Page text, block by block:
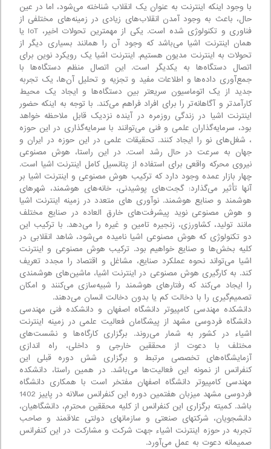
با وجود اینکه اینترنت به عنوان یک انقلاب شناخته می‌شود، اما در عین
حال، باعث به وجود آمدن انقلاب‌های زیادی در زمینه‌های مختلفی از
فناوری و تکنولوژی شده است. یکی از مهمترین تحولات اخیر، IoT یا
همان اینترنت اشیا می‌باشد که وجود آن را همانند بسیاری دیگر از
تحولات به اینترنت مدیون هستیم. اینترنت اشیا یک رویکرد نوین برای
اتصال دستگاه‌ها به یکدیگر است. این اتصال منظم دستگاه‌ها با
جمع‌آوری داده‌ها و اطلاعات مفید و تجزیه و تحلیل آن‌ها، یک تجربه
جدید از یک اتوماسیون سریعتر بین دستگاه‌ها و ایجاد یک محیط
کارآمدتر و آگاهانه‌تر را برای افراد فراهم می‌کند. با توجه به اینکه حضور
اینترنت اشیا در زندگی روزمره در آینده نزدیک قابل ملاحظه خواهد
بود، سرمایه‌گذاران علمی و فنی می‌توانند با سرمایه‌گذاری در این حوزه
، شغل‌های نو را ایجاد کنند. تحقیقات علمی در این حوزه در ایران و
جهان به سرعت در حال رشد است. در این راستا، هوش مصنوعی
نیروی محرکه واقعی برای استفاده از پتانسیل کامل اینترنت اشیا است.
چهار بازار عمده وجود دارد که ترکیب هوش مصنوعی و اینترنت اشیا بر
آنها تأثیر می‌گذارد: گجت‌های پوشیدنی، خانه‌های هوشمند، شهرهای
هوشمند و صنایع هوشمند. نوآوری ‌های متعدد در زمینه اینترنت اشیا
و هوش مصنوعی نوید پیشرفت‌های خارق العاده در صنایع مختلف
مانند تولید، کشاورزی، زنجیره تامین و غیره را می‌دهد. با ترکیب این
دو تکنولوژی که هوش مصنوعی اشیا نامیده می‌شود، شاهد انقلابی در
کلیه بخش‌ها و صنایع خواهیم بود. ترکیب هوش مصنوعی و اینترنت
اشیا می‌تواند نحوه عملکرد صنایع، مشاغل و اقتصاد را مجدد تعریف
کند. به کارگیری هوش مصنوعی در اینترنت اشیا، ماشین‌های هوشمندی
را ایجاد می‌کند که رفتارهای هوشمند را شبیه‌سازی می‌کنند و امکان
تصمیم‌گیری را با دخالت کم یا بدون دخالت انسان می‌دهند.
دانشکده مهندسی کامپیوتر دانشگاه اصفهان و دانشکده فنی مهندسی
دانشگاه فردوسی مشهد از پیشگامان فعالیت علمی در زمینه اینترنت
اشیاء در کشور به شمار می‌روند. برگزاری کارگاه‌ها و نشست‌های
مختلف با دعوت از محققین خارجی و داخلی، راه اندازی
آزمایشگاه‌های تخصصی مرتبط و برگزاری شش دوره قبلی این
کنفرانس از نمونه این فعالیت‌ها می‌باشد. در همین راستا، دانشکده
مهندسی کامپیوتر دانشگاه اصفهان مفتخر است با همکاری دانشگاه
فردوسی مشهد میزبان هفتمین دوره این کنفرانس سالانه در پاییز 1402
باشد. کمیته برگزاری این کنفرانس از کلیه محققین محترم، دانشگاهیان،
دانشجویان، شرکتهای صنعتی و سازمانهای دولتی علاقمند و صاحب
تجربه در حوزه اینترنت اشیاء جهت شرکت و مشارکت در این کنفرانس
صمیمانه دعوت به عمل می‌آورد.